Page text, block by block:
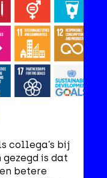
collega’s bij
is dat
betere